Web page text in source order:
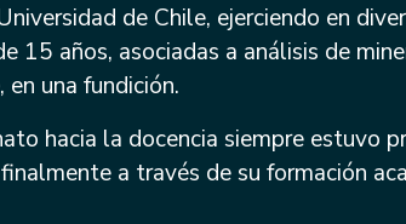
de Chile, ejerciendo en
15 años, asociadas a análisis de
una fundición.
hacia la docencia siempre estuvo
a través de su formación